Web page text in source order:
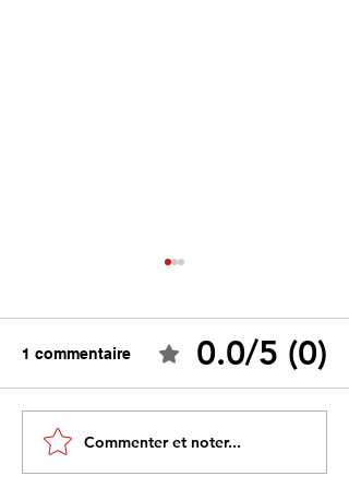
Tebboune face à ses
propres mirages :
1 commentaire 0.0/5 (0)
Commenter et noter...